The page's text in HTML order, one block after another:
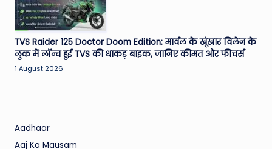
TVS Raider 125 Doctor Doom Edition: मार्वल के खूंखार विलेन के
लुक में लॉन्च हुई TVS की धाकड़ बाइक, जानिए कीमत और फीचर्स
1 August 2026
Aadhaar
Aaj Ka Mausam